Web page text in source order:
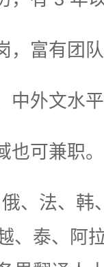
，富有团
中外文水
可兼职。
、法、韩
、泰、阿